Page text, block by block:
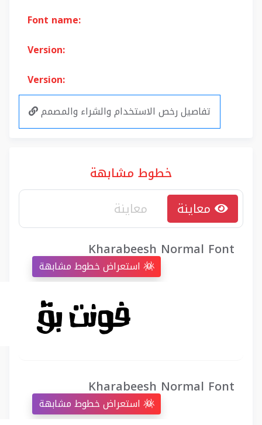
Font name:
Version:
Version:
تفاصيل رخص الاستخدام والشراء والمصمم
خطوط مشابهة
Kharabeesh Normal Font
Kharabeesh Normal Font